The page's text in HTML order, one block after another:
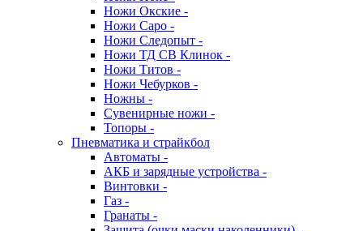
Ножи Окские -
Ножи Саро -
Ножи Следопыт -
Ножи ТД СВ Клинок -
Ножи Титов -
Ножи Чебурков -
Ножны -
Сувенирные ножи -
Топоры -
Пневматика и страйкбол
Автоматы -
АКБ и зарядные устройства -
Винтовки -
Газ -
Гранаты -